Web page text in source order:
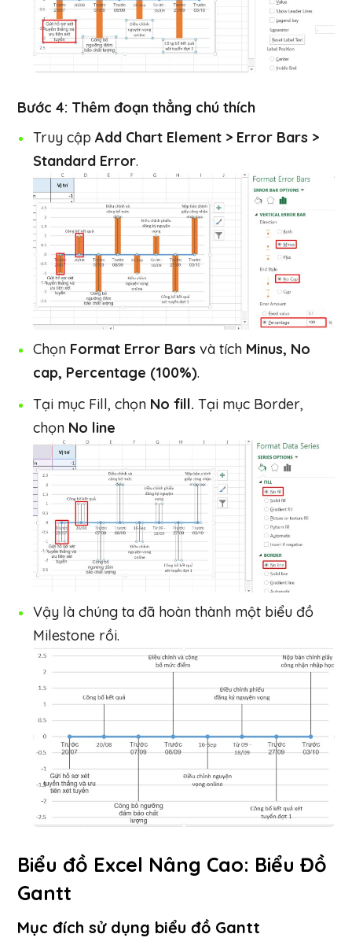
Bước 4: Thêm đoạn thẳng chú thích
Truy cậpAdd Chart Element > Error Bars >
Standard Error.
Chọn Format Error Bars và tích Minus, No
cap, Percentage (100%).
Tại mục Fill, chọn No fill. Tại mục Border,
chọn No line
Vậy là chúng ta đã hoàn thành một biểu đồ
Milestone rồi.
Biểu đồ Excel Nâng Cao: Biểu Đồ
Gantt
Mục đích sử dụng biểu đồ Gantt